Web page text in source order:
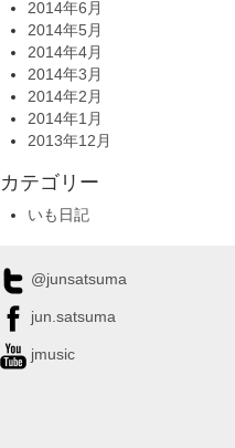
2014年6月
2014年5月
2014年4月
2014年3月
2014年2月
2014年1月
2013年12月
カテゴリー
いも日記
@junsatsuma
jun.satsuma
jmusic